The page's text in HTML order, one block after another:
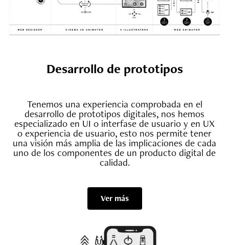
Desarrollo de prototipos
Tenemos una experiencia comprobada en el
desarrollo de prototipos digitales, nos hemos
especializado en UI o interfase de usuario y en UX
o experiencia de usuario, esto nos permite tener
una visión más amplia de las implicaciones de cada
uno de los componentes de un producto digital de
calidad.
Ver más